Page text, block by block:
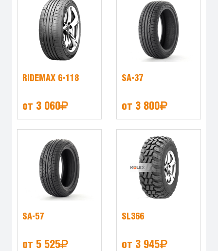
RIDEMAX G-118
от 3 060
SA-37
от 3 800
SA-57
от 5 525
SL366
от 3 945